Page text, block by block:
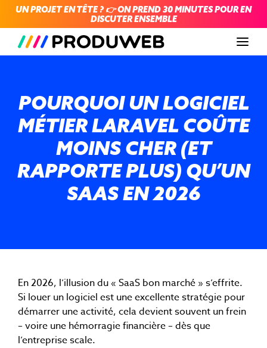
UN PROJET EN TÊTE ? 👉 ON PREND 30 MINUTES POUR EN
DISCUTER ENSEMBLE
Menu
POURQUOI UN LOGICIEL
MÉTIER LARAVEL COÛTE
MOINS CHER (ET
RAPPORTE PLUS) QU’UN
SAAS EN 2026
En 2026, l’illusion du « SaaS bon marché » s’effrite.
Si louer un logiciel est une excellente stratégie pour
démarrer une activité, cela devient souvent un frein
– voire une hémorragie financière – dès que
l’entreprise scale.